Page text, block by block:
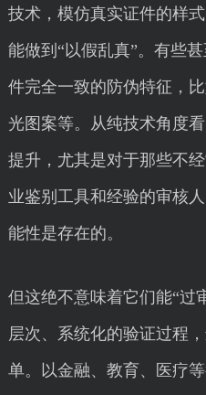
技术，模仿真实证件的样
能做到“以假乱真”。有些
件完全一致的防伪特征，
光图案等。从纯技术角度
提升，尤其是对于那些不
业鉴别工具和经验的审核
能性是存在的。
但这绝不意味着它们能“过
层次、系统化的验证过程
单。以金融、教育、医疗